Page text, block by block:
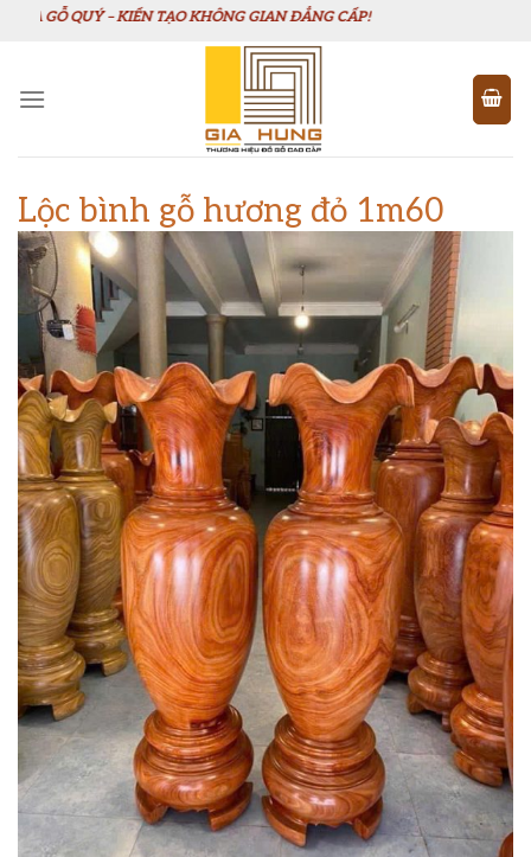
Chuyển
dung
– KIẾN TẠO KHÔNG GIAN ĐẲNG CẤP!
Lộc bình gỗ hương đỏ 1m60